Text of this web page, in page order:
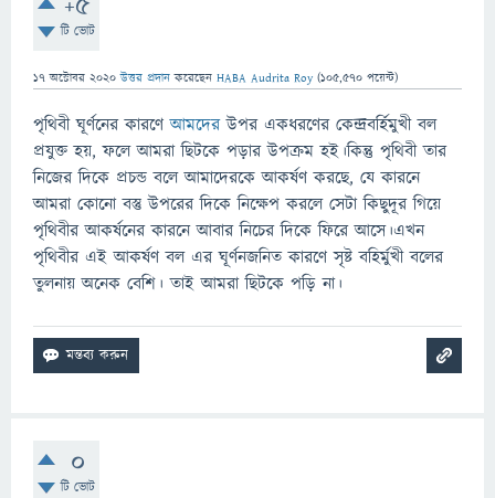
টি ভোট
17 অক্টোবর 2020 উত্তর প্রদান করেছেন HABA Audrita Roy (105,570 পয়েন্ট)
পৃথিবী ঘূর্ণনের কারণেআমদেরউপর একধরণের কেন্দ্রবর্হিমুখী বল
প্রযুক্ত হয়, ফলে আমরা ছিটকে পড়ার উপক্রম হই।কিন্তু পৃথিবী তার
নিজের দিকে প্রচন্ড বলে আমাদেরকে আকর্ষণ করছে, যে কারনে
আমরা কোনো বস্তু উপরের দিকে নিক্ষেপ করলে সেটা কিছুদূর গিয়ে
পৃথিবীর আকর্ষনের কারনে আবার নিচের দিকে ফিরে আসে।এখন
পৃথিবীর এই আকর্ষণ বল এর ঘূর্ণনজনিত কারণে সৃষ্ট বহির্মুখী বলের
তুলনায় অনেক বেশি। তাই আমরা ছিটকে পড়ি না।
0
টি ভোট